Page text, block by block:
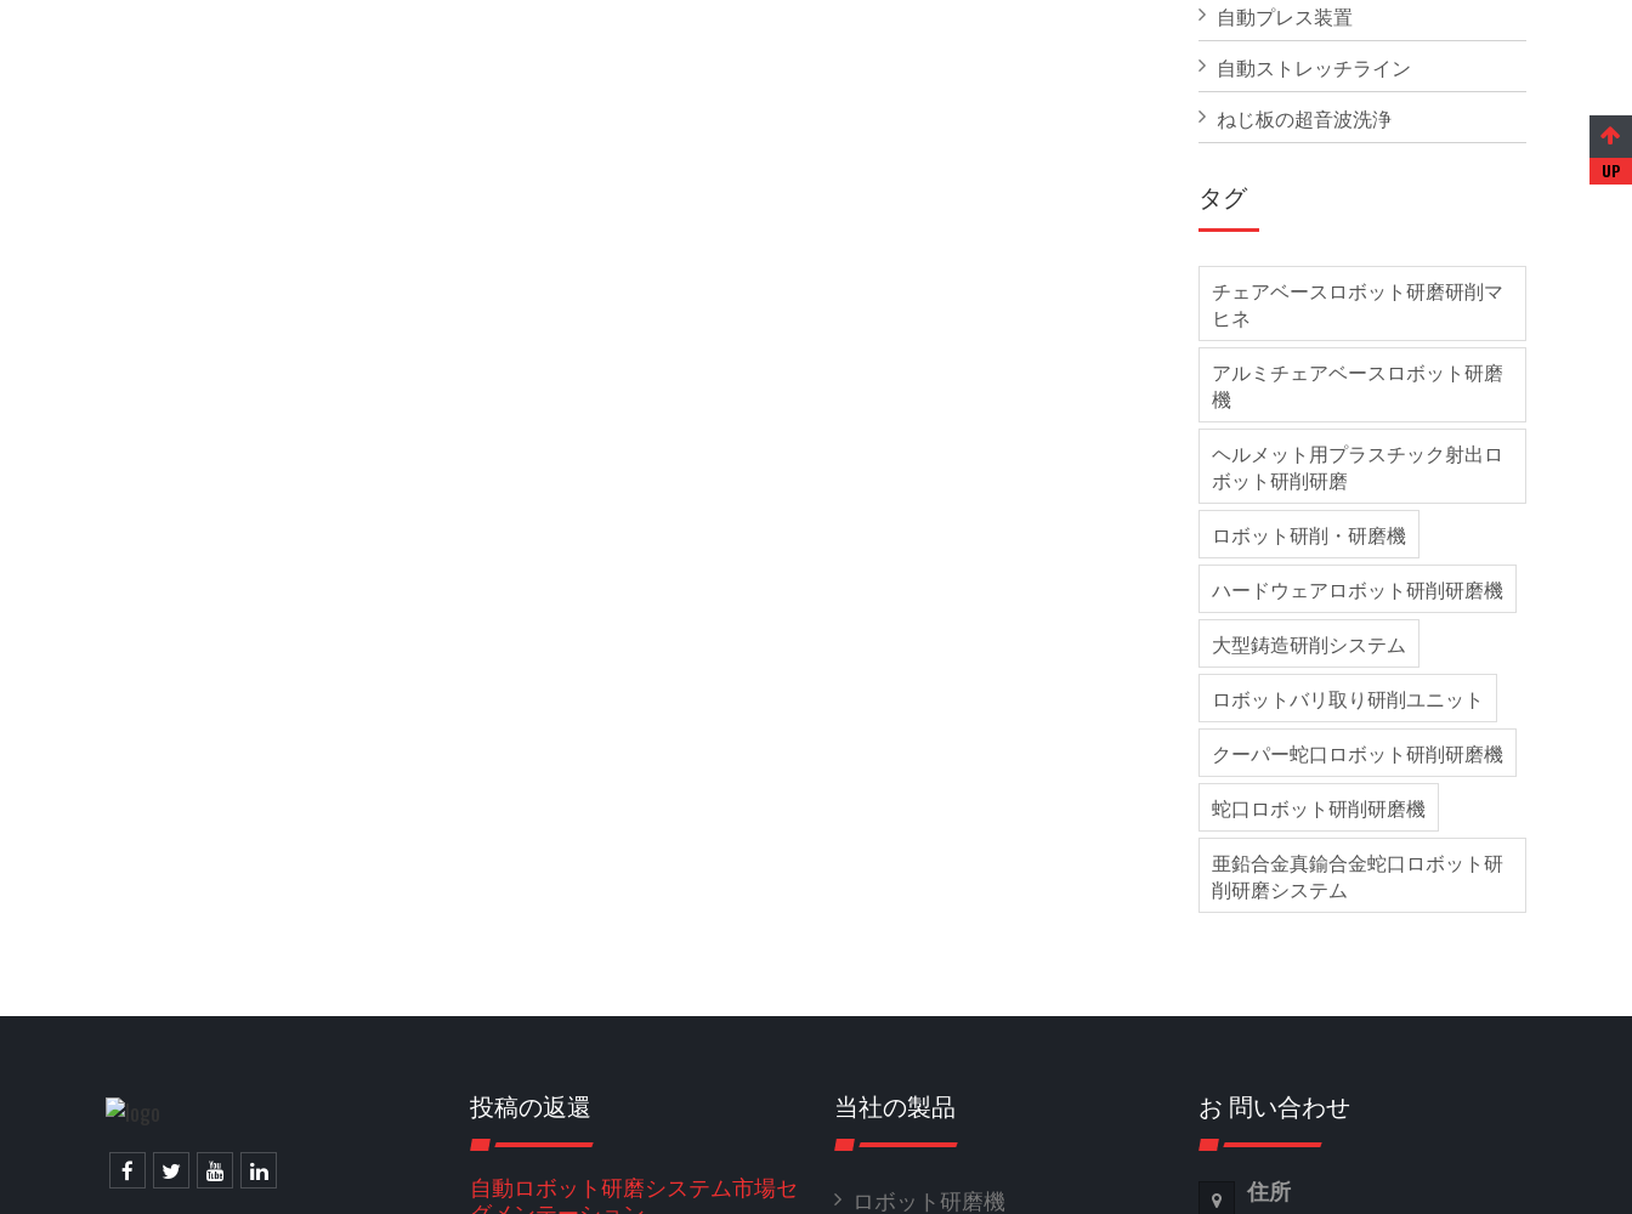
自動プレス装置
自動ストレッチライン
ねじ板の超音波洗浄
タグ
チェアベースロボット研磨研削マ
ヒネ
アルミチェアベースロボット研磨
機
ヘルメット用プラスチック射出ロ
ボット研削研磨
ロボット研削・研磨機
ハードウェアロボット研削研磨機
大型鋳造研削システム
ロボットバリ取り研削ユニット
クーパー蛇口ロボット研削研磨機
蛇口ロボット研削研磨機
亜鉛合金真鍮合金蛇口ロボット研
削研磨システム
投稿の返還
自動ロボット研磨システム市場セ
当社の製品
ロボット研磨機
お 問い合わせ
住所